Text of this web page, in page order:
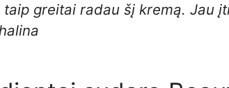
greitai radau šį kremą. Jau